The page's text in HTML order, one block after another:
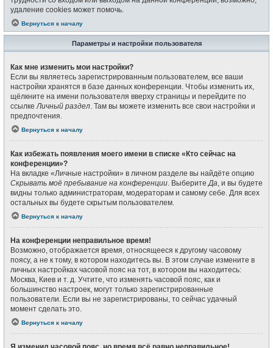
удаление cookies может помочь.
Вернуться к началу
Параметры и настройки пользователя
Как мне изменить мои настройки?
Если вы являетесь зарегистрированным пользователем, все ваши
настройки хранятся в базе данных конференции. Чтобы изменить их,
щёлкните на имени пользователя вверху страницы и перейдите по
ссылкеЛичный раздел. Там вы можете изменить все свои настройки и
предпочтения.
Вернуться к началу
Как избежать появления моего имени в списке «Кто сейчас на
конференции»?
На вкладке «Личные настройки» в личном разделе вы найдёте опцию
Скрывать моё пребывание на конференции. ВыберитеДа, и вы будете
видны только администраторам, модераторам и самому себе. Для всех
остальных вы будете скрытым пользователем.
Вернуться к началу
На конференции неправильное время!
Возможно, отображается время, относящееся к другому часовому
поясу, а не к тому, в котором находитесь вы. В этом случае измените в
личных настройках часовой пояс на тот, в котором вы находитесь:
Москва, Киев и т. д. Учтите, что изменять часовой пояс, как и
большинство настроек, могут только зарегистрированные
пользователи. Если вы не зарегистрированы, то сейчас удачный
момент сделать это.
Вернуться к началу